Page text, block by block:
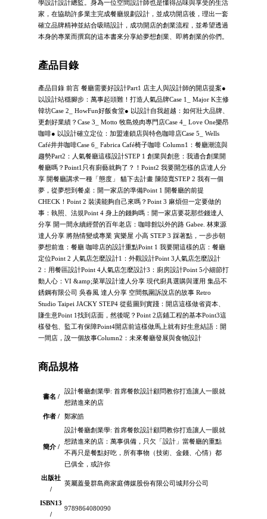
學設計設計總監。身為一位空間設計師也是懂得品味與享受的生活
家，在協助許多業主完成餐廳規劃設計，並成功開店後，理出一套
確立品牌精神並結合吸睛設計，成功開店的創業流程，並希望透過
本身的專業而撰寫的這本書來分享給夢想創業、即將創業的你們。
產品目錄
產品目錄 前言 餐廳需要好設計Part1 店主人與設計師的開店提案●
以設計站穩腳步：萬事起頭難！打造人氣品牌Case 1_ Major K主修
韓坊Case 2_ HowFun好飯食堂● 以設計自我超越：如何壯大品牌、
更創好業績？Case 3_ Motto 牧島燒肉專門店Case 4_ Love One樂昂
咖啡● 以設計確立定位：加盟連鎖店與特色咖啡店Case 5_ Wells
Café井井咖啡Case 6_ Fabrica Café椅子咖啡 Column1：餐廳潮流與
趨勢Part2：人氣餐廳這樣設計STEP 1 創業與創意：我適合創業開
餐廳嗎？Point1只有廚藝就夠了？！Point2 我要開怎樣的店達人分
享 開餐廳講求一種「態度」 貓下去計畫 陳陸寬STEP 2 我有一個
夢，從夢想到餐桌：開一家店的準備Point 1 開餐廳的前提
CHECK！Point 2 裝潢能夠自己來嗎？Point 3 麻煩但一定要做的
事：執照、法規Point 4 身上的錢夠嗎：開一家店要花那些錢達人
分享 開一間永續經營的百年老店：咖啡館以外的路 Gabee. 林東源
達人分享 將熱情變成專業 寅樂屋 小高 STEP 3 踩著點，一步步朝
夢想前進：餐廳 咖啡店的設計重點Point 1 我要開這樣的店：餐廳
定位Point 2 人氣店怎麼設計1：外觀設計Point 3人氣店怎麼設計
2：用餐區設計Point 4人氣店怎麼設計3：廚房設計Point 5小細節打
動人心：VI &amp;菜單設計達人分享 現代廚具選購與運用 集品不
銹鋼有限公司 吳春風 達人分享 空間氛圍訴說店的故事 Retro
Studio Taipei JACKY STEP4 從藍圖到實踐：開店這樣做省資本、
賺生意Point 1找到店面，然後呢？Point 2店鋪工程的基本Point3這
樣發包、監工有保障Point4開店前這樣做馬上就有好生意結語：開
一間店，說一個故事Column2：未來餐廳發展與食物設計
商品規格
書名 /
設計餐廳創業學: 首席餐飲設計顧問教你打造讓人一眼就
想踏進來的店
作者 /
鄭家皓
簡介 /
設計餐廳創業學: 首席餐飲設計顧問教你打造讓人一眼就
想踏進來的店：萬事俱備，只欠「設計」當餐廳的重點
不再只是餐點好吃，所有事物（技術、金錢、心情）都
已俱全，或許你
出版社
/
英屬蓋曼群島商家庭傳媒股份有限公司城邦分公司
ISBN13
/
9789864080090